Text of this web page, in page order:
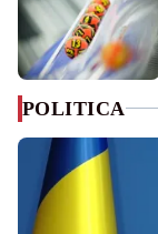
POLITICA